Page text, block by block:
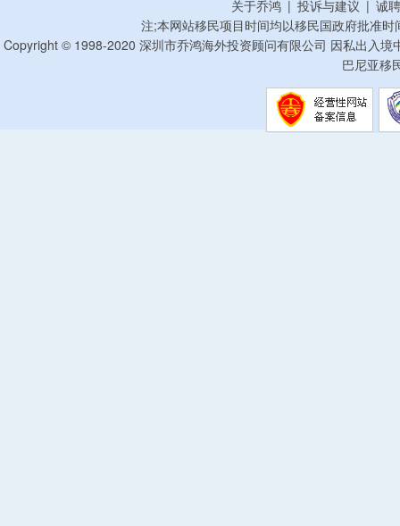
关于乔鸿 | 投诉与建议 | 诚
注;本网站移民项目时间均以移民国政府批准
Copyright © 1998-2020 深圳市乔鸿海外投资顾问有限公司 因私出入
巴尼亚移